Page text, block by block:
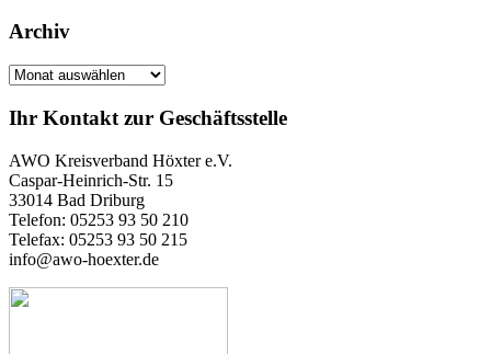
Archiv
Archiv
Ihr Kontakt zur Geschäftsstelle
AWO Kreisverband Höxter e.V.
Caspar-Heinrich-Str. 15
33014 Bad Driburg
Telefon: 05253 93 50 210
Telefax: 05253 93 50 215
info@awo-hoexter.de